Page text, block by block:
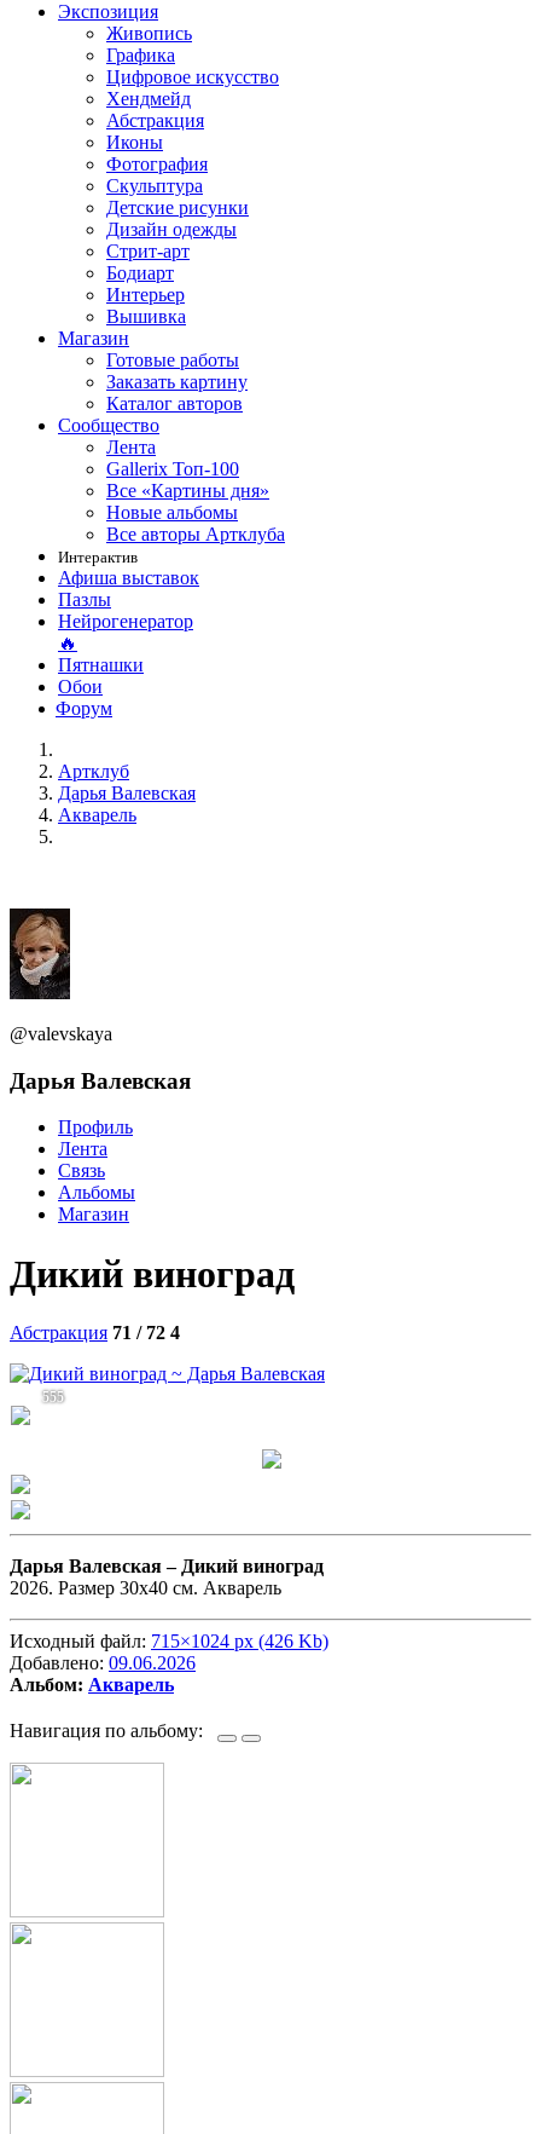
Экспозиция
Живопись
Графика
Цифровое искусство
Хендмейд
Абстракция
Иконы
Фотография
Скульптура
Детские рисунки
Дизайн одежды
Стрит-арт
Бодиарт
Интерьер
Вышивка
Магазин
Готовые работы
Заказать картину
Каталог авторов
Сообщество
Лента
Gallerix Топ-100
Все «Картины дня»
Новые альбомы
Все авторы Артклуба
Интерактив
Афиша выставок
Пазлы
Нейрогенератор
🔥
Пятнашки
Обои
Форум
Артклуб
Дарья Валевская
Акварель
@valevskaya
Дарья Валевская
Профиль
Лента
Связь
Альбомы
Магазин
Дикий виноград
Абстракция 71 / 72 4
555
Дарья Валевская – Дикий виноград
2026. Размер 30х40 см. Акварель
Исходный файл: 715×1024 px (426 Kb)
Добавлено: 09.06.2026
Альбом: Акварель
Навигация по альбому: